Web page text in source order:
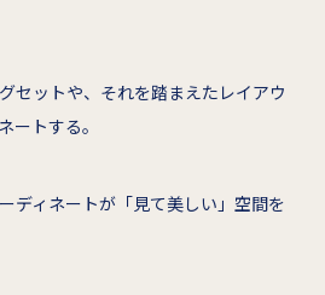
セットや、それを踏まえたレイアウ
ートする。
ディネートが「見て美しい」空間を